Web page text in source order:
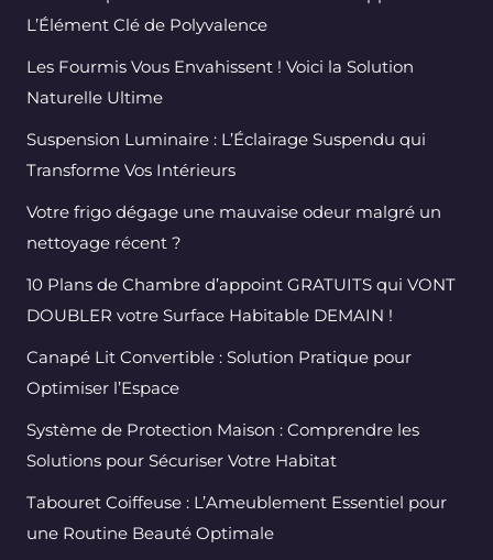
L’Élément Clé de Polyvalence
Les Fourmis Vous Envahissent ! Voici la Solution
Naturelle Ultime
Suspension Luminaire : L’Éclairage Suspendu qui
Transforme Vos Intérieurs
Votre frigo dégage une mauvaise odeur malgré un
nettoyage récent ?
10 Plans de Chambre d’appoint GRATUITS qui VONT
DOUBLER votre Surface Habitable DEMAIN !
Canapé Lit Convertible : Solution Pratique pour
Optimiser l’Espace
Système de Protection Maison : Comprendre les
Solutions pour Sécuriser Votre Habitat
Tabouret Coiffeuse : L’Ameublement Essentiel pour
une Routine Beauté Optimale